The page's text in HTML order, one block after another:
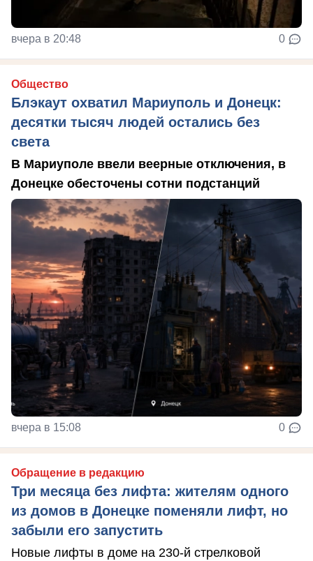
вчера в 20:48 0
Общество
Блэкаут охватил Мариуполь и Донецк:
десятки тысяч людей остались без
света
В Мариуполе ввели веерные отключения, в
Донецке обесточены сотни подстанций
вчера в 15:08 0
Обращение в редакцию
Три месяца без лифта: жителям одного
из домов в Донецке поменяли лифт, но
забыли его запустить
Новые лифты в доме на 230-й стрелковой